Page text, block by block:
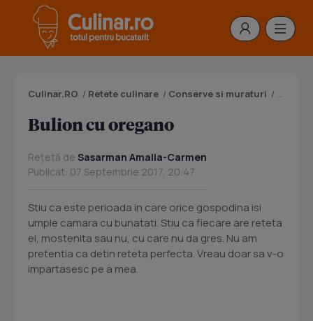
Culinar.RO / Retete culinare / Conserve si muraturi / Bulion
Bulion cu oregano
Rețetă de Sasarman Amalia-Carmen
Publicat: 07 Septembrie 2017, 20:47
Stiu ca este perioada in care orice gospodina isi
umple camara cu bunatati. Stiu ca fiecare are reteta
ei, mostenita sau nu, cu care nu da gres. Nu am
pretentia ca detin reteta perfecta. Vreau doar sa v-o
impartasesc pe a mea.